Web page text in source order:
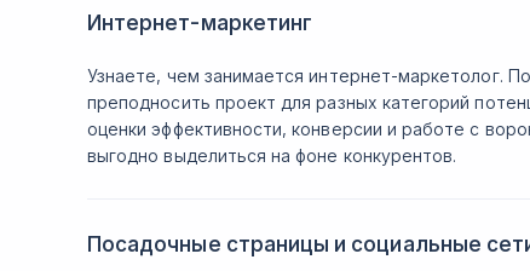
Интернет-маркетинг
Узнаете, чем занимается интернет-маркетолог.
преподносить проект для разных категорий
оценки эффективности, конверсии и работе с
выгодно выделиться на фоне конкурентов.
Посадочные страницы и социальные